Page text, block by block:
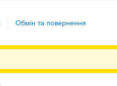
Обмін та повернення